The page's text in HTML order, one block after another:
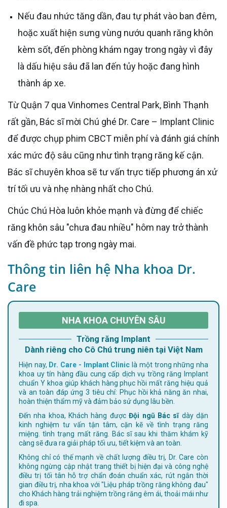
Nếu đau nhức tăng dần, đau tự phát vào ban đêm,
hoặc xuất hiện sưng vùng nướu quanh răng khôn
kèm sốt, đến phòng khám ngay trong ngày vì đây
là dấu hiệu sâu đã lan đến tủy hoặc đang hình
thành áp xe.
Từ Quận 7 qua Vinhomes Central Park, Bình Thạnh
rất gần, Bác sĩ mời Chú ghé Dr. Care – Implant Clinic
để được chụp phim CBCT miễn phí và đánh giá chính
xác mức độ sâu cũng như tình trạng răng kế cận.
Bác sĩ chuyên khoa sẽ tư vấn trực tiếp phương án xử
trí tối ưu và nhẹ nhàng nhất cho Chú.
Chúc Chú Hòa luôn khỏe mạnh và đừng để chiếc
răng khôn sâu "chưa đau nhiều" hôm nay trở thành
vấn đề phức tạp trong ngày mai.
Thông tin liên hệ Nha khoa Dr.
Care
NHA KHOA CHUYÊN SÂU
Trồng răng Implant
Dành riêng cho Cô Chú trung niên tại Việt Nam
Hiện nay, Dr. Care - Implant Clinic là một trong những nha
khoa uy tín hàng đầu cung cấp dịch vụ trồng răng Implant
chuẩn Y khoa giúp khách hàng phục hồi mất răng hiệu quả
và an toàn đáp ứng 3 tiêu chí: Phục hồi khả năng ăn nhai,
hoàn thiện thẩm mỹ và đảm bảo sử dụng lâu bền.
Đến nha khoa, Khách hàng đượcĐội ngũ Bác sĩdày dặn
kinh nghiệm tư vấn tận tâm, cặn kẽ về tình trạng răng
miệng. tình trạng mất răng. Bác sĩ sau khi thăm khám kỹ
càng sẽ đưa ra giải pháp tối ưu, tiết kiệm và an toàn.
Không chỉ có thế mạnh về chất lượng điều trị, Dr. Care còn
không ngừng cập nhật trang thiết bị hiện đại và công nghệ
điều trị tối tân hỗ trợ chẩn đoán chuẩn xác, rút ngắn thời
gian điều trị, nha khoa với "Liệu pháp trồng răng không đau"
cho Khách hàng trải nghiệm trồng răng êm ái, thoải mái như
đi spa.